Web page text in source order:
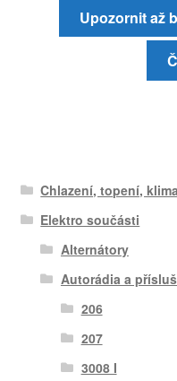
Upozornit až
Chlazení, topení, klima
Elektro součásti
Alternátory
Autorádia a
206
207
3008 I